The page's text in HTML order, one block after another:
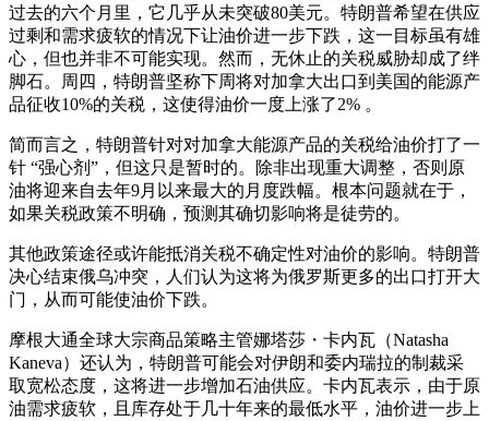
过去的六个月里，它几乎从未突破80美元。特朗普希望在供应
过剩和需求疲软的情况下让油价进一步下跌，这一目标虽有雄
心，但也并非不可能实现。然而，无休止的关税威胁却成了绊
脚石。周四，特朗普坚称下周将对加拿大出口到美国的能源产
品征收10%的关税，这使得油价一度上涨了2% 。
简而言之，特朗普针对对加拿大能源产品的关税给油价打了一
针 “强心剂”，但这只是暂时的。除非出现重大调整，否则原
油将迎来自去年9月以来最大的月度跌幅。根本问题就在于，
如果关税政策不明确，预测其确切影响将是徒劳的。
其他政策途径或许能抵消关税不确定性对油价的影响。特朗普
决心结束俄乌冲突，人们认为这将为俄罗斯更多的出口打开大
门，从而可能使油价下跌。
摩根大通全球大宗商品策略主管娜塔莎・卡内瓦（Natasha
Kaneva）还认为，特朗普可能会对伊朗和委内瑞拉的制裁采
取宽松态度，这将进一步增加石油供应。卡内瓦表示，由于原
油需求疲软，且库存处于几十年来的最低水平，油价进一步上